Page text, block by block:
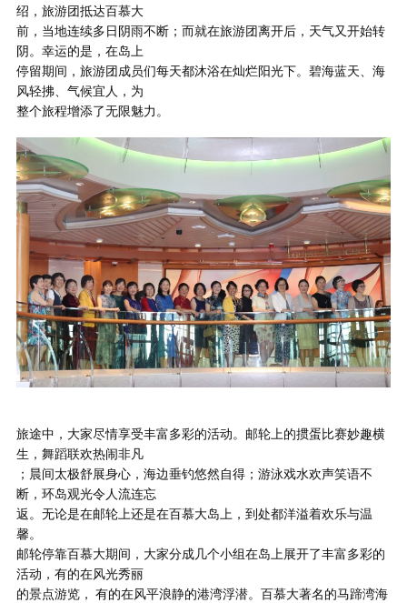
绍，旅游团抵达百慕大
前，当地连续多日阴雨不断；而就在旅游团离开后，天气又开始转
阴。幸运的是，在岛上
停留期间，旅游团成员们每天都沐浴在灿烂阳光下。碧海蓝天、海
风轻拂、气候宜人，为
整个旅程增添了无限魅力。
旅途中，大家尽情享受丰富多彩的活动。邮轮上的掼蛋比赛妙趣横
生，舞蹈联欢热闹非凡
；晨间太极舒展身心，海边垂钓悠然自得；游泳戏水欢声笑语不
断，环岛观光令人流连忘
返。无论是在邮轮上还是在百慕大岛上，到处都洋溢着欢乐与温
馨。
邮轮停靠百慕大期间，大家分成几个小组在岛上展开了丰富多彩的
活动，有的在风光秀丽
的景点游览， 有的在风平浪静的港湾浮潜。百慕大著名的马蹄湾海